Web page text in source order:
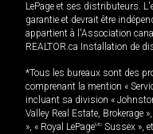
LePage et ses distributeurs.
garantie et devrait être
appartient à l'Association
REALTOR.ca Installation de
*Tous les bureaux sont des
comprenant la mention «
incluant sa division «
Valley Real Estate, Brokerage
», « Royal LePageMD Sussex »,